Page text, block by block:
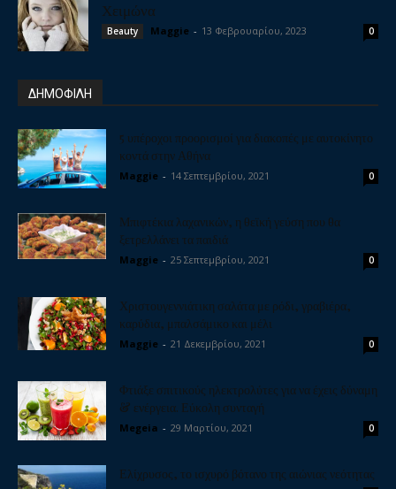
Χειμώνα
Beauty Maggie - 13 Φεβρουαρίου, 2023 0
ΔΗΜΟΦΙΛΗ
5 υπέροχοι προορισμοί για διακοπές με αυτοκίνητο
κοντά στην Αθήνα
Maggie - 14 Σεπτεμβρίου, 2021 0
Μπιφτέκια λαχανικών, η θεϊκή γεύση που θα
ξετρελλάνει τα παιδιά
Maggie - 25 Σεπτεμβρίου, 2021 0
Χριστουγεννιάτικη σαλάτα με ρόδι, γραβιέρα,
καρύδια, μπαλσάμικο και μέλι
Maggie - 21 Δεκεμβρίου, 2021 0
Φτιάξε σπιτικούς ηλεκτρολύτες για να έχεις δύναμη
& ενέργεια. Εύκολη συνταγή
Megeia - 29 Μαρτίου, 2021 0
Ελίχρυσος, το ισχυρό βότανο της αιώνιας νεότητας